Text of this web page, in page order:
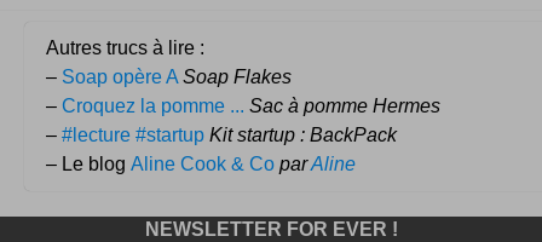
Autres trucs à lire :
– Soap opère A Soap Flakes
– Croquez la pomme ... Sac à pomme Hermes
– #lecture #startup Kit startup : BackPack
– Le blog Aline Cook & Co parAline
NEWSLETTER FOR EVER !